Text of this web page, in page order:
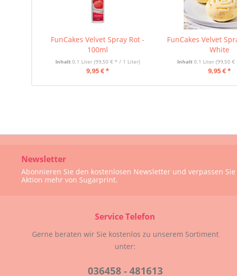
FunCakes Velvet Spray Rot -
100ml
Inhalt0.1 Liter(99,50 € * / 1 Liter)
9,95 € *
FunCakes Velvet
White
Inhalt 0.1 Liter (99,50
9,95 € *
Service Telefon
Gerne beraten wir Sie kostenlos zu unserem Sortiment
unter:
036458 - 481613
Newsletter
Abonnieren Sie den kostenlosen Newsletter und verpassen
Aktion mehr von Sugarprint.